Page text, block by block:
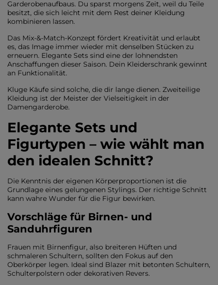
Garderobenaufbaus. Du sparst morgens Zeit, weil du Teile
besitzt, die sich leicht mit dem Rest deiner Kleidung
kombinieren lassen.
Das Mix-&-Match-Konzept fördert Kreativität und erlaubt
es, das Image immer wieder mit denselben Stücken zu
erneuern. Elegante Sets sind eine der lohnendsten
Anschaffungen dieser Saison. Dein Kleiderschrank gewinnt
an Funktionalität.
Kluge Käufe sind solche, die dir lange dienen. Zweiteilige
Kleidung ist der Meister der Vielseitigkeit in der
Damengarderobe.
Elegante Sets und
Figurtypen – wie wählt man
den idealen Schnitt?
Die Kenntnis der eigenen Körperproportionen ist die
Grundlage eines gelungenen Stylings. Der richtige Schnitt
kann wahre Wunder für die Figur bewirken.
Vorschläge für Birnen- und
Sanduhrfiguren
Frauen mit Birnenfigur, also breiteren Hüften und
schmaleren Schultern, sollten den Fokus auf den
Oberkörper legen. Ideal sind Blazer mit betonten Schultern,
Schulterpolstern oder dekorativen Revers.